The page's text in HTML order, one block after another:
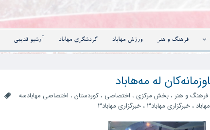
فرهنگ و هنر ورزش مهاباد گردشگری مهاباد آرشیو قدیمی
لە مەهاباد
فرهنگ و هنر ،بخش مرکزی ، اختصاصی ،کوردستان ، اختصاصی مهابادسه
،خبرگزاری مهاباد3 ،خبرگزاری مهاباد۳